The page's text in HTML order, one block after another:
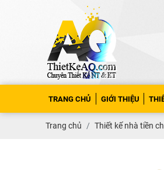
TRANG CHỦ GIỚI THIỆU
Trang chủ Thiết kế nhà tiền